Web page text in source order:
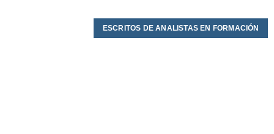
ESCRITOS DE ANALISTAS EN FORMACIÓN